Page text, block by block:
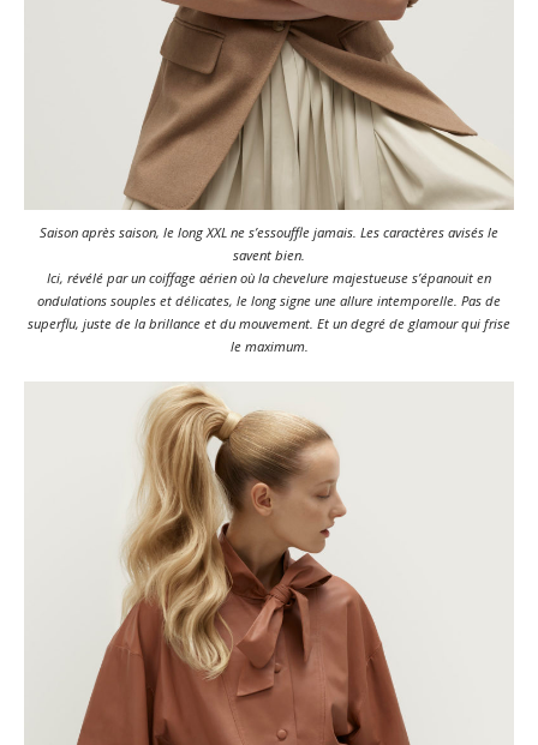
Saison après saison, le long XXL ne s’essouffle jamais. Les caractères avisés le
savent bien.
Ici, révélé par un coiffage aérien où la chevelure majestueuse s’épanouit en
ondulations souples et délicates, le long signe une allure intemporelle. Pas de
superflu, juste de la brillance et du mouvement. Et un degré de glamour qui frise
le maximum.